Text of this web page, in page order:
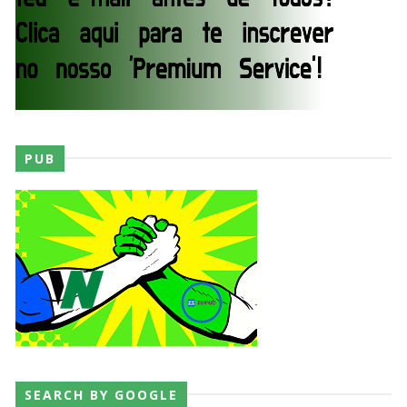
Recomeço na AEW: Daniel Garcia revela como
Jon Moxley salvou a identidade da empresa
SCSA867-Aug 07 2026
Drama no SummerSlam 2026: WWE esteve perto
de interromper combate de Brie Bella após
lesão grave no ombro
SCSA867-Aug 07 2026
WWE: Nikki Bella não quer continuar na WWE
sem Brie Bella
SCSA867 -Aug 07 2026
PUB
SEARCH BY GOOGLE